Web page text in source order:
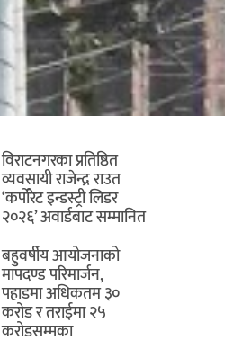
विराटनगरका प्रतिष्ठित
व्यवसायी राजेन्द्र राउत
‘कर्पोरेट इन्डस्ट्री लिडर
२०२६’ अवार्डबाट सम्मानित
बहुवर्षीय आयोजनाको
मापदण्ड परिमार्जन,
पहाडमा अधिकतम ३०
करोड र तराईमा २५
करोडसम्मका